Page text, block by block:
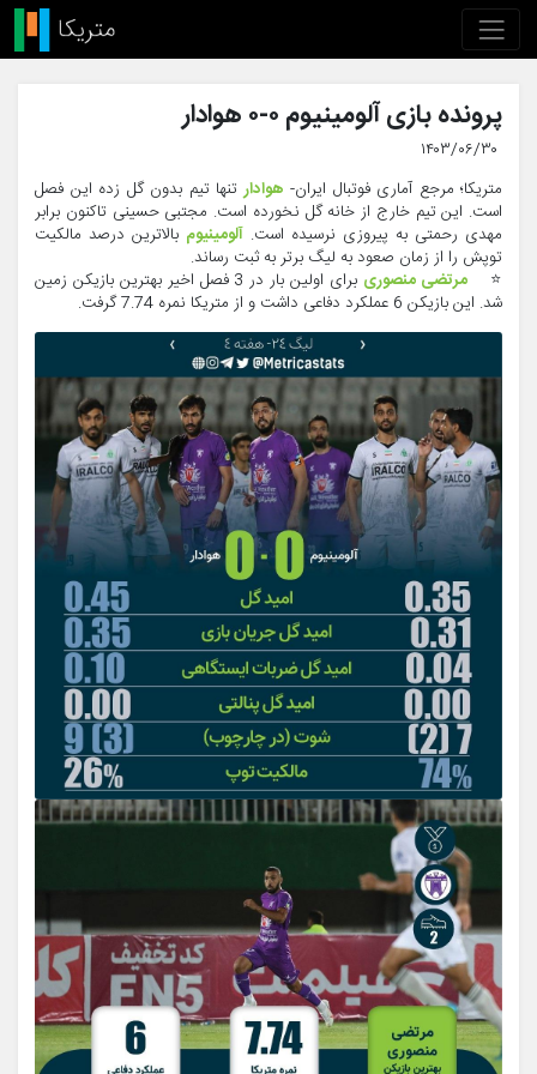
پرونده بازی آلومینیوم ۰-۰ هوادار
متریکا؛ مرجع آماری فوتبال ایران- هوادارتنها تیم بدون گل زده این فصل
است. این تیم خارج از خانه گل نخورده است. مجتبی حسینی تاکنون برابر
مهدی رحمتی به پیروزی نرسیده است. آلومینیوم بالاترین درصد مالکیت
توپش را از زمان صعود به لیگ برتر به ثبت رساند.
⭐️مرتضی منصوری
برای اولین بار در 3 فصل اخیر بهترین بازیکن زمین
شد. این بازیکن 6 عملکرد دفاعی داشت و از متریکا نمره 7.74 گرفت.